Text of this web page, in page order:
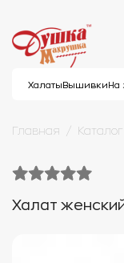
Халаты Вышивки На
Главная Каталог
Халат